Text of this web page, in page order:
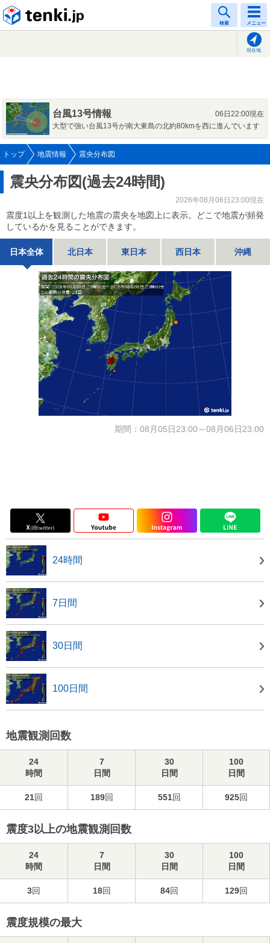
検索 メニュー
現在地
台風13号情報
06日22:00現在
大型で強い台風13号が南大東島の北約80kmを西に進んでいます
トップ 地震情報 震央分布図
震央分布図(過去24時間)
2026年08月06日23:00現在
震度1以上を観測した地震の震央を地図上に表示。どこで地震が頻発
しているかを見ることができます。
日本全体 北日本 東日本 西日本 沖縄
期間：08月05日23:00～08月06日23:00
24時間
7日間
30日間
100日間
地震観測回数
24
時間
7
日間
30
日間
100
日間
21回 189回 551回 925回
震度3以上の地震観測回数
24
時間
7
日間
30
日間
100
日間
3回 18回 84回 129回
震度規模の最大